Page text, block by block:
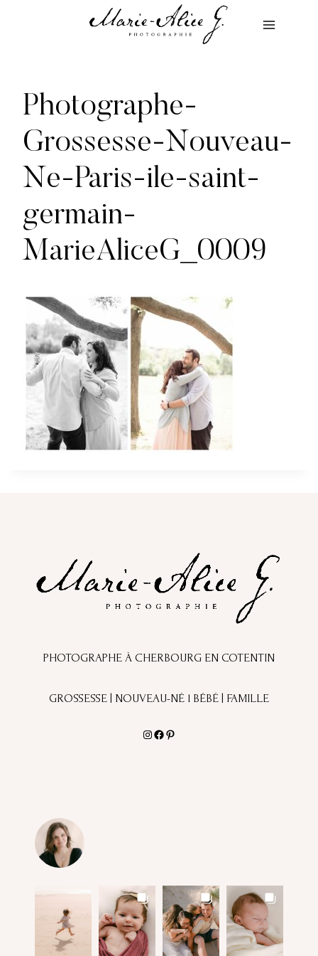
Photographe-
Grossesse-Nouveau-
Ne-Paris-ile-saint-
germain-
MarieAliceG_0009
PHOTOGRAPHE À CHERBOURG EN COTENTIN
GROSSESSE | NOUVEAU-NÉ l BÉBÉ | FAMILLE
Instagram
Facebook
Pinterest